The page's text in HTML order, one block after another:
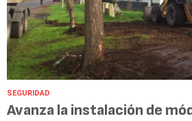
SEGURIDAD
Avanza la instalación de